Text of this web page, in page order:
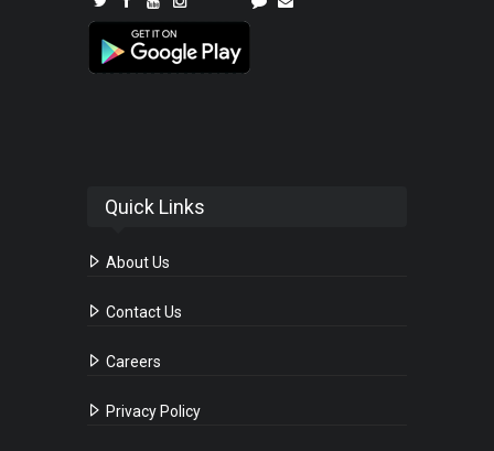
Quick Links
About Us
Contact Us
Careers
Privacy Policy